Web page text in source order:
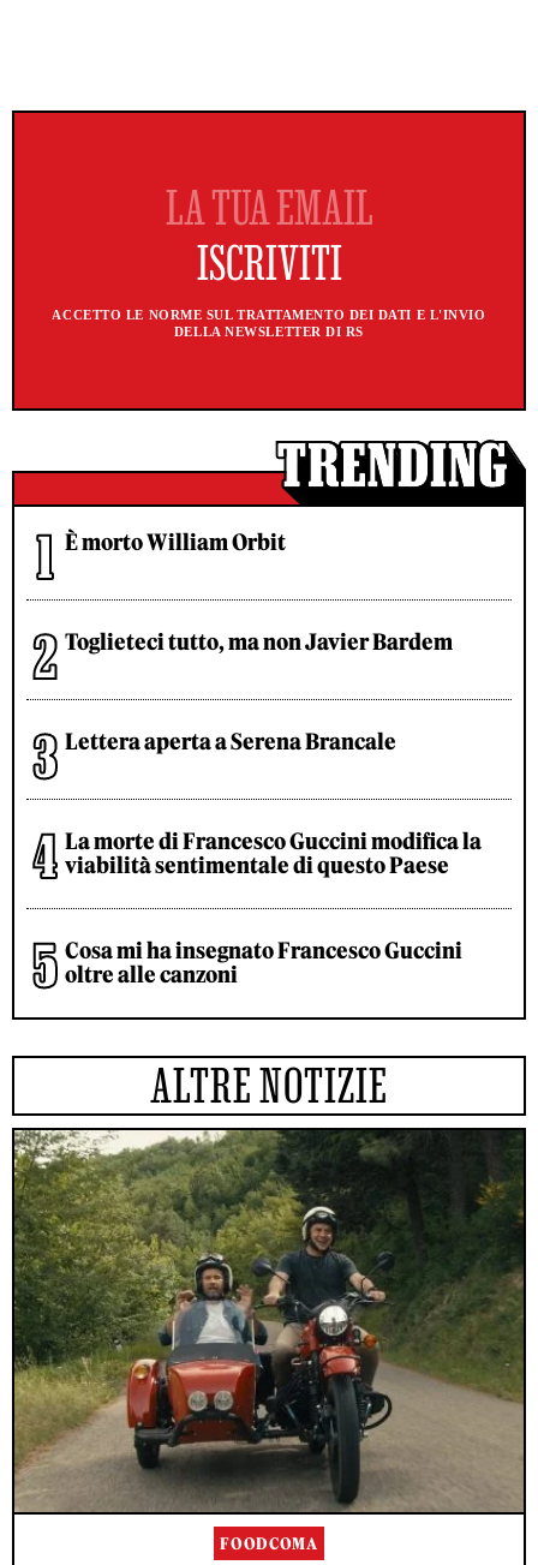
ACCETTO LE NORME SUL TRATTAMENTO DEI DATI E L'INVIO
DELLA NEWSLETTER DI RS
È morto William Orbit
Toglieteci tutto, ma non Javier Bardem
Lettera aperta a Serena Brancale
La morte di Francesco Guccini modifica la
viabilità sentimentale di questo Paese
Cosa mi ha insegnato Francesco Guccini
oltre alle canzoni
ALTRE NOTIZIE
FOODCOMA